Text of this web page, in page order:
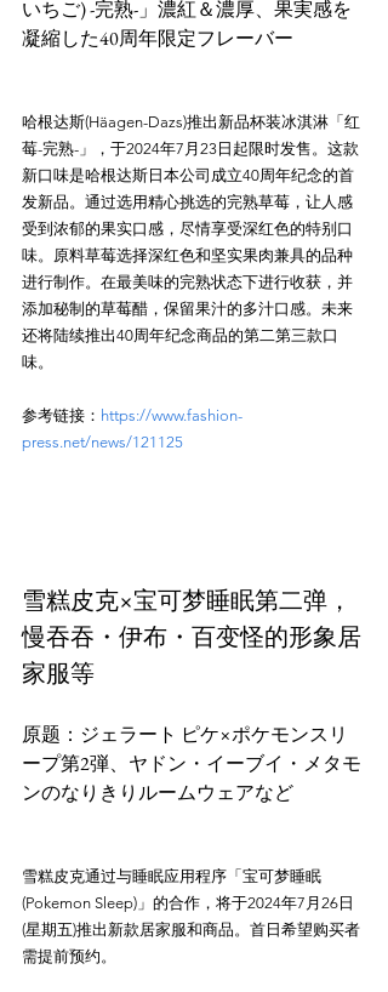
いちご) -完熟-」濃紅＆濃厚、果実感を
凝縮した40周年限定フレーバー
哈根达斯(Häagen-Dazs)推出新品杯装冰淇淋「红
莓-完熟-」，于2024年7月23日起限时发售。这款
新口味是哈根达斯日本公司成立40周年纪念的首
发新品。通过选用精心挑选的完熟草莓，让人感
受到浓郁的果实口感，尽情享受深红色的特别口
味。原料草莓选择深红色和坚实果肉兼具的品种
进行制作。在最美味的完熟状态下进行收获，并
添加秘制的草莓醋，保留果汁的多汁口感。未来
还将陆续推出40周年纪念商品的第二第三款口
味。
参考链接： https://www.fashion-
press.net/news/121125
雪糕皮克×宝可梦睡眠第二弹，
慢吞吞・伊布・百变怪的形象居
家服等
原题：ジェラート ピケ×ポケモンスリ
ープ第2弾、ヤドン・イーブイ・メタモ
ンのなりきりルームウェアなど
雪糕皮克通过与睡眠应用程序「宝可梦睡眠
(Pokemon Sleep)」的合作，将于2024年7月26日
(星期五)推出新款居家服和商品。首日希望购买者
需提前预约。